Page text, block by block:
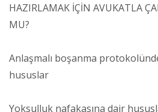
HAZIRLAMAK İÇİN AVUKATLA
MU?
Anlaşmalı boşanma
hususlar
Yoksulluk nafakasına dair